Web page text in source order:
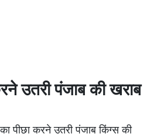
उतरी पंजाब की खराब
पीछा करने उतरी पंजाब किंग्स की